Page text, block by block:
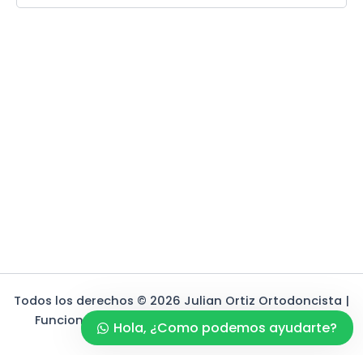
Todos los derechos © 2026 Julian Ortiz Ortodoncista |
Funciona gracias a
Tema Astra para WordPress
Hola, ¿Como podemos ayudarte?